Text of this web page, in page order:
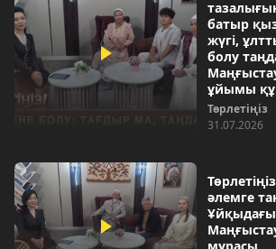
батыр
жүгі,
болу
ұйымы
Төрлетіңіз
31.07.2026
әлемге
мұрасы